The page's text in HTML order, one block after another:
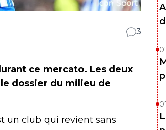
3
ce mercato. Les deux
dossier du milieu de
un club qui revient sans